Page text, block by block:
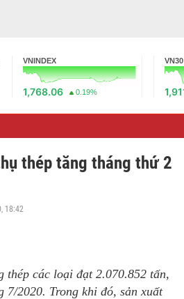
VNINDEX
1,768.06 0.19%
VN30
thép tăng tháng thứ 2
18:42
thép các loại đạt 2.070.852 tấn,
7/2020. Trong khi đó, sản xuất